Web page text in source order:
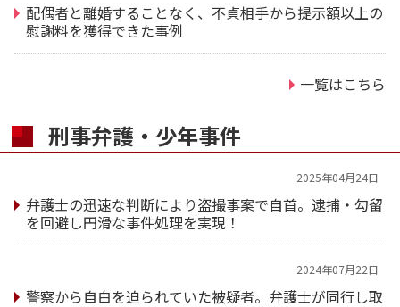
配偶者と離婚することなく、不貞相手から提示額以上の
慰謝料を獲得できた事例
一覧はこちら
刑事弁護・少年事件
2025年04月24日
弁護士の迅速な判断により盗撮事案で自首。逮捕・勾留
を回避し円滑な事件処理を実現！
2024年07月22日
警察から自白を迫られていた被疑者。弁護士が同行し取